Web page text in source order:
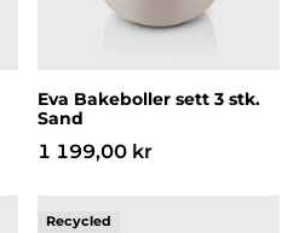
Eva Bakeboller sett 3 stk.
Sand
1 199,00 kr